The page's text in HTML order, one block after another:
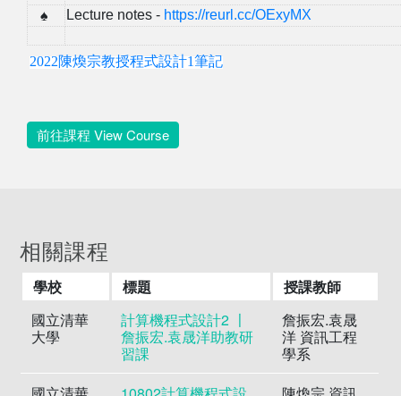
♠ Lecture notes - https://reurl.cc/OExyMX
2022陳煥宗教授程式設計1筆記
前往課程 View Course
相關課程
學校 標題
授課教師
國立清華
大學
計算機程式設計2 〡
詹振宏.袁晟洋助教研
習課
詹振宏.袁晟
洋 資訊工程
學系